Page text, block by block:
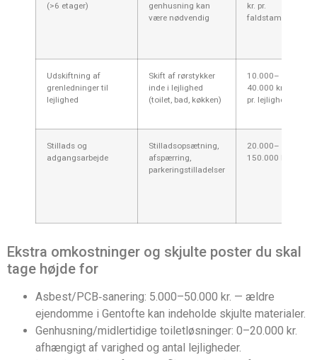
(>6 etager)
genhusning kan
være nødvendig
kr. pr.
faldstamme
Udskiftning af
grenledninger til
lejlighed
Skift af rørstykker
inde i lejlighed
(toilet, bad, køkken)
10.000–
40.000 kr.
pr. lejlighed
Stillads og
adgangsarbejde
Stilladsopsætning,
afspærring,
parkeringstilladelser
20.000–
150.000 kr.
Ekstra omkostninger og skjulte poster du skal
tage højde for
Asbest/PCB‑sanering: 5.000–50.000 kr. — ældre
ejendomme i Gentofte kan indeholde skjulte materialer.
Genhusning/midlertidige toiletløsninger: 0–20.000 kr.
afhængigt af varighed og antal lejligheder.